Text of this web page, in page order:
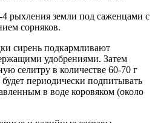
4 рыхления земли под саженцами с
сорняков.
сирень подкармливают
удобрениями. Затем
селитру в количестве 60-70 г
периодически подпитывать
в воде коровяком (около